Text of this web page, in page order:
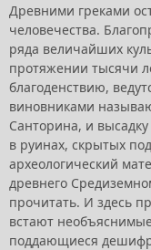
Древними греками
человечества.
ряда величайших
протяжении тысячи
благоденствию,
виновниками
Санторина, и
в руинах, скрытых
археологический
древнего
прочитать. И здесь
встают
поддающиеся